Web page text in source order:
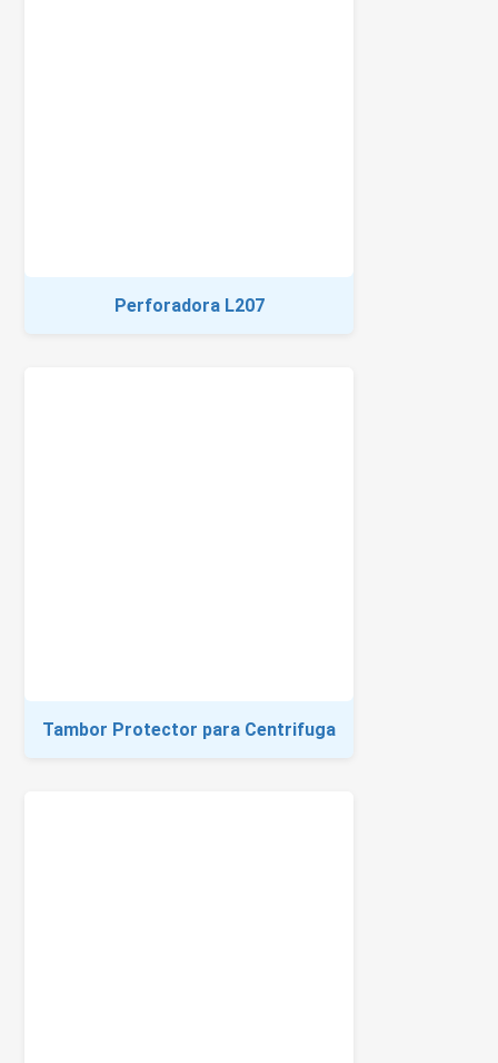
Perforadora L207
Tambor Protector para Centrifuga